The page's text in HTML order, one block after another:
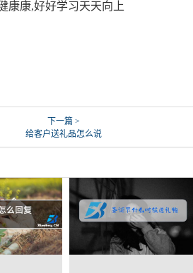
康康,好好学习天天向上
下一篇 >
给客户送礼品怎么说